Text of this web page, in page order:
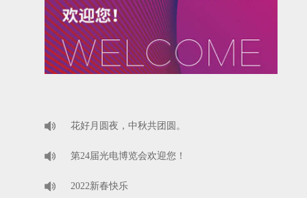
花好月圆夜，中秋共团圆。
第24届光电博览会欢迎您！
2022新春快乐